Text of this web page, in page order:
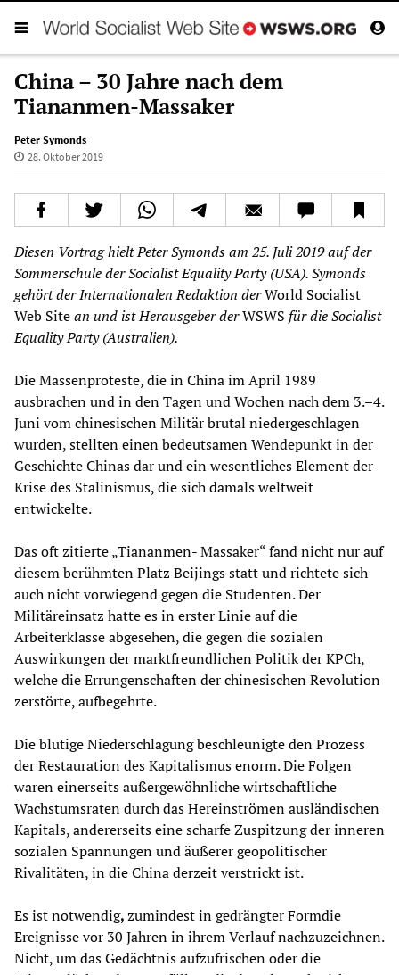
China – 30 Jahre nach dem
Tiananmen-Massaker
Peter Symonds
28. Oktober 2019
Diesen Vortrag hielt Peter Symonds am 25. Juli 2019 auf der
Sommerschule der Socialist Equality Party (USA). Symonds
gehört der Internationalen Redaktion derWorld Socialist
Web Sitean und ist Herausgeber derWSWS für die Socialist
Equality Party (Australien).
Die Massenproteste, die in China im April 1989
ausbrachen und in den Tagen und Wochen nach dem 3.–4.
Juni vom chinesischen Militär brutal niedergeschlagen
wurden, stellten einen bedeutsamen Wendepunkt in der
Geschichte Chinas dar und ein wesentliches Element der
Krise des Stalinismus, die sich damals weltweit
entwickelte.
Das oft zitierte „Tiananmen- Massaker“ fand nicht nur auf
diesem berühmten Platz Beijings statt und richtete sich
auch nicht vorwiegend gegen die Studenten. Der
Militäreinsatz hatte es in erster Linie auf die
Arbeiterklasse abgesehen, die gegen die sozialen
Auswirkungen der marktfreundlichen Politik der KPCh,
welche die Errungenschaften der chinesischen Revolution
zerstörte, aufbegehrte.
Die blutige Niederschlagung beschleunigte den Prozess
der Restauration des Kapitalismus enorm. Die Folgen
waren einerseits außergewöhnliche wirtschaftliche
Wachstumsraten durch das Hereinströmen ausländischen
Kapitals, andererseits eine scharfe Zuspitzung der inneren
sozialen Spannungen und äußerer geopolitischer
Rivalitäten, in die China derzeit verstrickt ist.
Es ist notwendig,zumindest in gedrängter Formdie
Ereignisse vor 30 Jahren in ihrem Verlauf nachzuzeichnen.
Nicht, um das Gedächtnis aufzufrischen oder die